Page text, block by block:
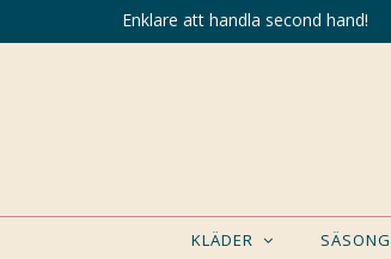
Enklare att handla second hand!
KLÄDER SÄSONG